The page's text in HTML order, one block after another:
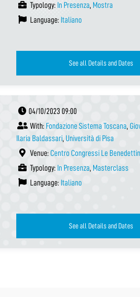
Typology: In Presenza, Mostra
Language: Italiano
See all Details and Dates
04/10/2023 09:00
With: Fondazione Sistema Toscana,
Ilaria Baldassari, Università di Pisa
Venue: Centro Congressi Le
Typology: In Presenza, Masterclass
Language: Italiano
See all Details and Dates